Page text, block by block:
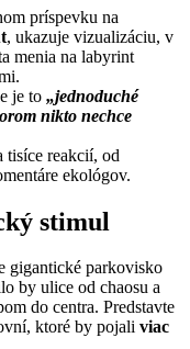
príspevku na
, ukazuje vizualizáciu, v
menia na labyrint
je to „jednoduché
nikto nechce
tisíce reakcií, od
ekológov.
stimul
gigantické parkovisko
by ulice od chaosu a
do centra. Predstavte
ktoré by pojali viac